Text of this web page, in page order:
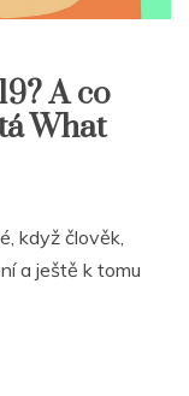
A co
What
když člověk,
a ještě k tomu